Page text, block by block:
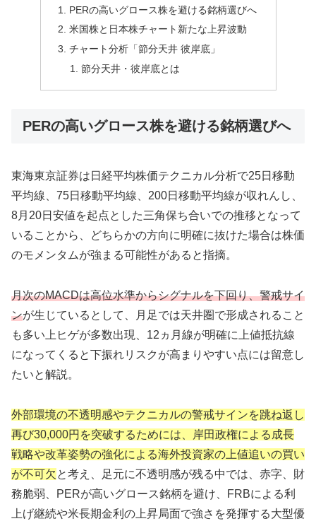
PERの高いグロース株を避ける銘柄選びへ
米国株と日本株チャート新たな上昇波動
チャート分析「節分天井 彼岸底」
節分天井・彼岸底とは
PERの高いグロース株を避ける銘柄選びへ
東海東京証券は日経平均株価テクニカル分析で25日移動
平均線、75日移動平均線、200日移動平均線が収れんし、
8月20日安値を起点とした三角保ち合いでの推移となって
いることから、どちらかの方向に明確に抜けた場合は株価
のモメンタムが強まる可能性があると指摘。
月次のMACDは高位水準からシグナルを下回り、警戒サイ
ンが生じているとして、月足では天井圏で形成されること
も多い上ヒゲが多数出現、12ヵ月線が明確に上値抵抗線
になってくると下振れリスクが高まりやすい点には留意し
たいと解説。
外部環境の不透明感やテクニカルの警戒サインを跳ね返し
再び30,000円を突破するためには、岸田政権による成長
戦略や改革姿勢の強化による海外投資家の上値追いの買い
が不可欠 と考え、足元に不透明感が残る中では、赤字、財
務脆弱、PERが高いグロース銘柄を避け、FRBによる利
上げ継続や米長期金利の上昇局面で強さを発揮する大型優